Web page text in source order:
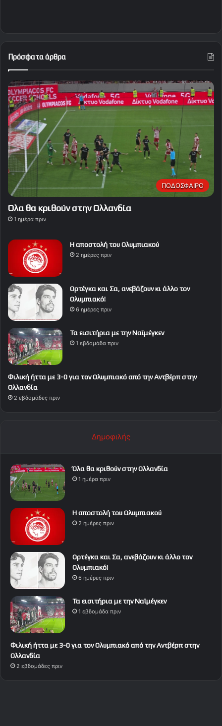
Πρόσφατα άρθρα
ΠΟΔΟΣΦΑΙΡΟ
Όλα θα κριθούν στην Ολλανδία
1 ημέρα πριν
Η αποστολή του Ολυμπιακού
2 ημέρες πριν
Ορτέγκα και Σα, ανεβάζουν κι άλλο τον
Ολυμπιακό!
6 ημέρες πριν
Τα εισιτήρια με την Ναϊμέγκεν
1 εβδομάδα πριν
Φιλική ήττα με 3-0 για τον Ολυμπιακό από την Αντβέρπ στην
Ολλανδία
2 εβδομάδες πριν
Δημοφιλής
Όλα θα κριθούν στην Ολλανδία
1 ημέρα πριν
Η αποστολή του Ολυμπιακού
2 ημέρες πριν
Ορτέγκα και Σα, ανεβάζουν κι άλλο τον
Ολυμπιακό!
6 ημέρες πριν
Τα εισιτήρια με την Ναϊμέγκεν
1 εβδομάδα πριν
Φιλική ήττα με 3-0 για τον Ολυμπιακό από την Αντβέρπ στην
Ολλανδία
2 εβδομάδες πριν